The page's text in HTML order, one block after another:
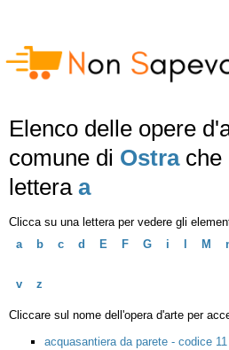
Elenco delle opere
comune di Ostrache
lettera a
Clicca su una lettera per vedere gli
a
b c d E F G i M
v z
Cliccare sul nome dell'opera d'arte per
acquasantiera da parete - codice